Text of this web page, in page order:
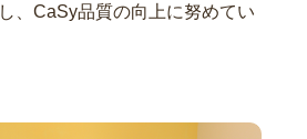
、CaSy品質の向上に努めてい